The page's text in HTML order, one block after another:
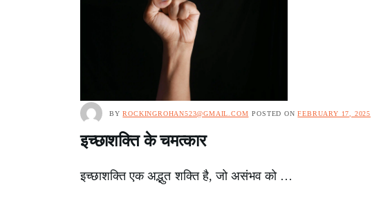
BYROCKINGROHAN523@GMAIL.COM POSTED ONFEBRUARY 17, 2025
इच्छाशक्ति के चमत्कार
इच्छाशक्ति एक अद्भुत शक्ति है, जो असंभव को …